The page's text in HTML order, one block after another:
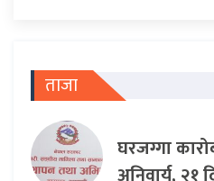
ताजा
घरजग्गा